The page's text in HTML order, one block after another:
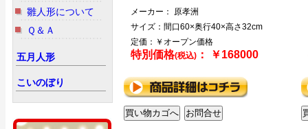
雛人形について
Ｑ＆Ａ
五月人形
こいのぼり
メーカー： 原孝洲
サイズ：間口60×奥行40×高さ32cm
定価：￥オープン価格
特別価格(税込)： ￥168000